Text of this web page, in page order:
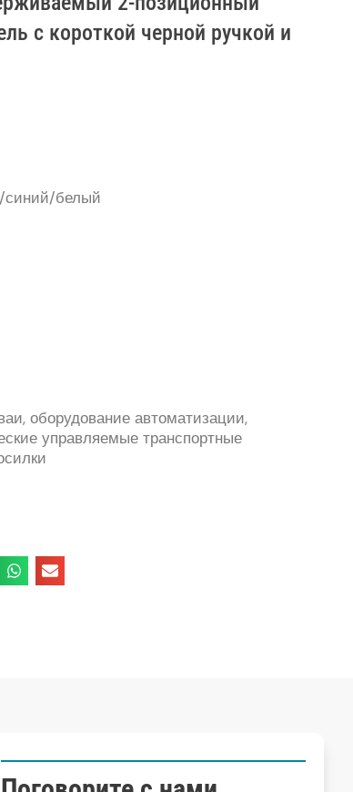
с короткой черной ручкой и
синий/белый
оборудование автоматизации,
управляемые транспортные